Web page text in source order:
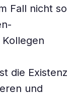
Fall nicht so
die Existenz
und